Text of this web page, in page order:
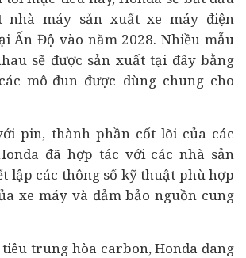
nhà máy sản xuất xe máy điện
Ấn Độ vào năm 2028. Nhiều mẫu
sẽ được sản xuất tại đây bằng
mô-đun được dùng chung cho
pin, thành phần cốt lõi của các
đã hợp tác với các nhà sản
lập các thông số kỹ thuật phù hợp
xe máy và đảm bảo nguồn cung
trung hòa carbon, Honda đang